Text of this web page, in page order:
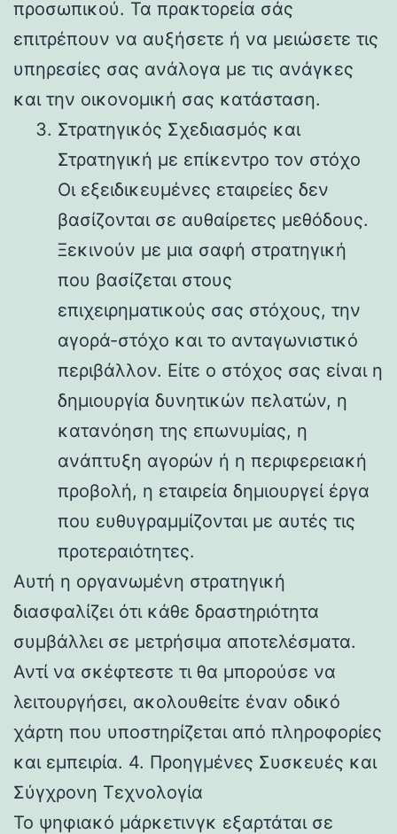
προσωπικού. Τα πρακτορεία σάς
επιτρέπουν να αυξήσετε ή να μειώσετε τις
υπηρεσίες σας ανάλογα με τις ανάγκες
και την οικονομική σας κατάσταση.
Στρατηγικός Σχεδιασμός και
Στρατηγική με επίκεντρο τον στόχο
Οι εξειδικευμένες εταιρείες δεν
βασίζονται σε αυθαίρετες μεθόδους.
Ξεκινούν με μια σαφή στρατηγική
που βασίζεται στους
επιχειρηματικούς σας στόχους, την
αγορά-στόχο και το ανταγωνιστικό
περιβάλλον. Είτε ο στόχος σας είναι η
δημιουργία δυνητικών πελατών, η
κατανόηση της επωνυμίας, η
ανάπτυξη αγορών ή η περιφερειακή
προβολή, η εταιρεία δημιουργεί έργα
που ευθυγραμμίζονται με αυτές τις
προτεραιότητες.
Αυτή η οργανωμένη στρατηγική
διασφαλίζει ότι κάθε δραστηριότητα
συμβάλλει σε μετρήσιμα αποτελέσματα.
Αντί να σκέφτεστε τι θα μπορούσε να
λειτουργήσει, ακολουθείτε έναν οδικό
χάρτη που υποστηρίζεται από πληροφορίες
και εμπειρία. 4. Προηγμένες Συσκευές και
Σύγχρονη Τεχνολογία
Το ψηφιακό μάρκετινγκ εξαρτάται σε